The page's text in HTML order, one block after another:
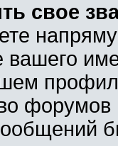
свое
вашего
форумов